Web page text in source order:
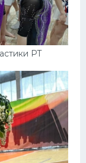
РТ